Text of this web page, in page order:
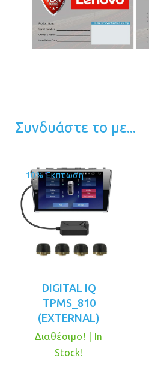
Συνδυάστε το με...
10% Έκπτωση
DIGITAL IQ
TPMS_810
(EXTERNAL)
Διαθέσιμο! | In
Stock!